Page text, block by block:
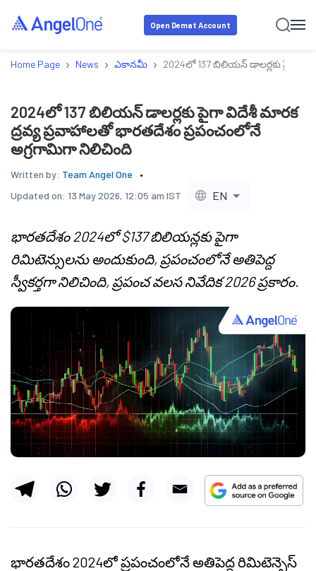
Open Demat Account
Home Page › News › ఎకానమీ › 2024లో 137 బిలియన్ డాలర్లకు పైగా
2024లో 137 బిలియన్ డాలర్లకు పైగా విదేశీ మారక
ద్రవ్య ప్రవాహాలతో భారతదేశం ప్రపంచంలోనే
అగ్రగామిగా నిలిచింది
Written by: Team Angel One
Updated on: 13 May 2026, 12:05 am IST EN
భారతదేశం 2024లో $137 బిలియన్లకు పైగా
రిమిటెన్సులను అందుకుంది, ప్రపంచంలోనే అతిపెద్ద
స్వీకర్తగా నిలిచింది, ప్రపంచ వలస నివేదిక 2026 ప్రకారం.
భారతదేశం 2024లో ప్రపంచంలోనే అతిపెద్ద రిమిటెన్సెస్